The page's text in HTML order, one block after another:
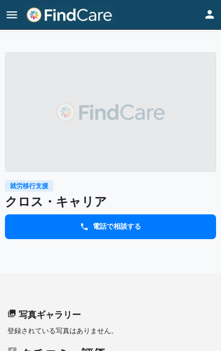
Home Listings クロス・キャリア
就労移行支援
クロス・キャリア
電話で相談する
写真ギャラリー
登録されている写真はありません。